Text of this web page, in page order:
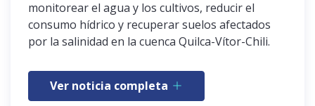
monitorear el agua y los cultivos, reducir el
consumo hídrico y recuperar suelos afectados
por la salinidad en la cuenca Quilca-Vítor-Chili.
Ver noticia completa